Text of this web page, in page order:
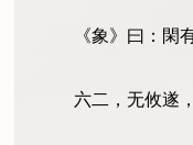
《象》曰：閑
六二，无攸遂